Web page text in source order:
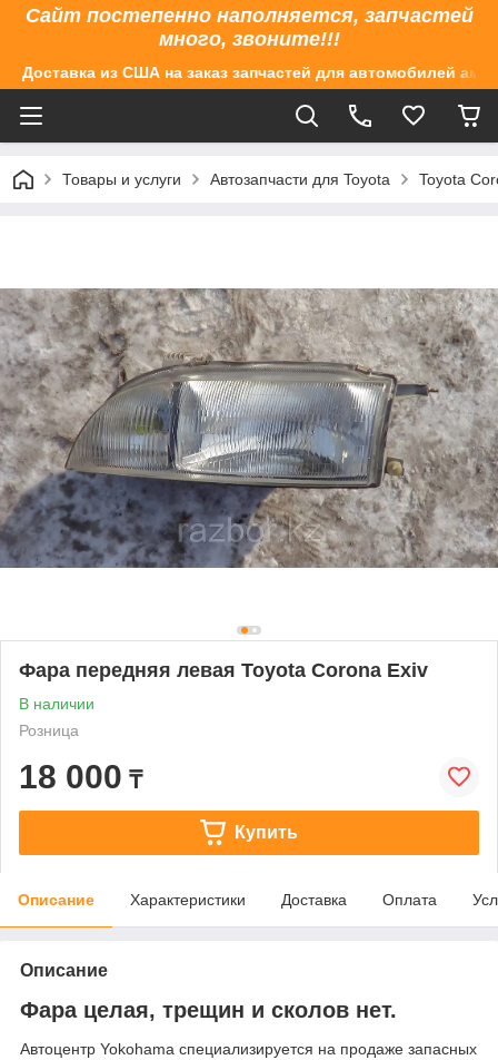
Сайт постепенно наполняется, запчастей
много, звоните!!!
Доставка из США на заказ запчастей для автомобилей
Товары и услуги Автозапчасти для Toyota Toyota
Фара передняя левая Toyota Corona Exiv
В наличии
Розница
18 000 ₸
Купить
Описание Характеристики Доставка Оплата
Описание
Фара целая, трещин и сколов нет.
Автоцентр Yokohama специализируется на продаже запасных